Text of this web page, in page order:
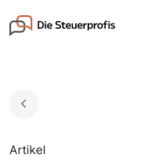
content
Go to landing page.
Artikel